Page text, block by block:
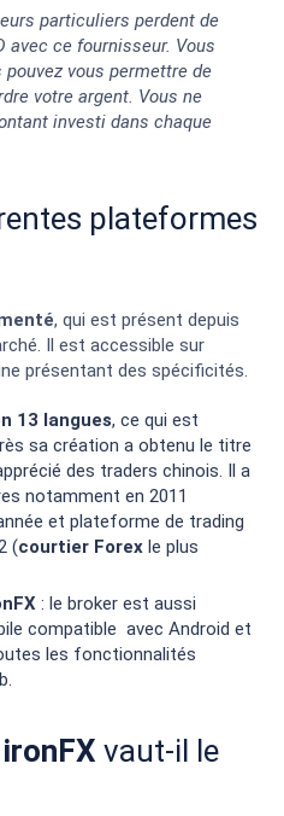
particuliers perdent de
avec ce fournisseur. Vous
vous permettre de
votre argent. Vous ne
investi dans chaque
plateformes
, qui est présent depuis
Il est accessible sur
présentant des spécificités.
13 langues, ce qui est
sa création a obtenu le titre
des traders chinois. Il a
notamment en 2011
et plateforme de trading
(courtier Forex le plus
: le broker est aussi
compatible avec Android et
les fonctionnalités
vaut-il le